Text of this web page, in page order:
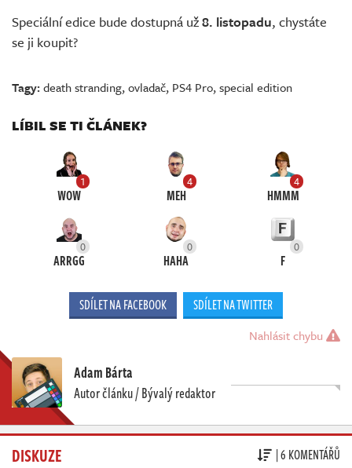
Speciální edice bude dostupná už8. listopadu, chystáte
se ji koupit?
Tagy:death stranding,ovladač, PS4 Pro,special edition
LÍBIL SE TI ČLÁNEK?
1
WOW
4
MEH
4
HMMM
0
ARRGG
0
HAHA
0
F
SDÍLET NA FACEBOOK SDÍLET NA TWITTER
Nahlásit chybu
Adam Bárta
Autor článku / Bývalý redaktor
DISKUZE | 6 KOMENTÁŘŮ